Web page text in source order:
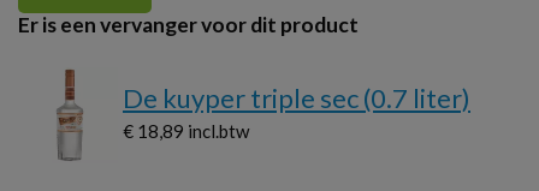
Er is een vervanger voor dit product
De kuyper triple sec (0.7 liter)
€ 18,89 incl.btw